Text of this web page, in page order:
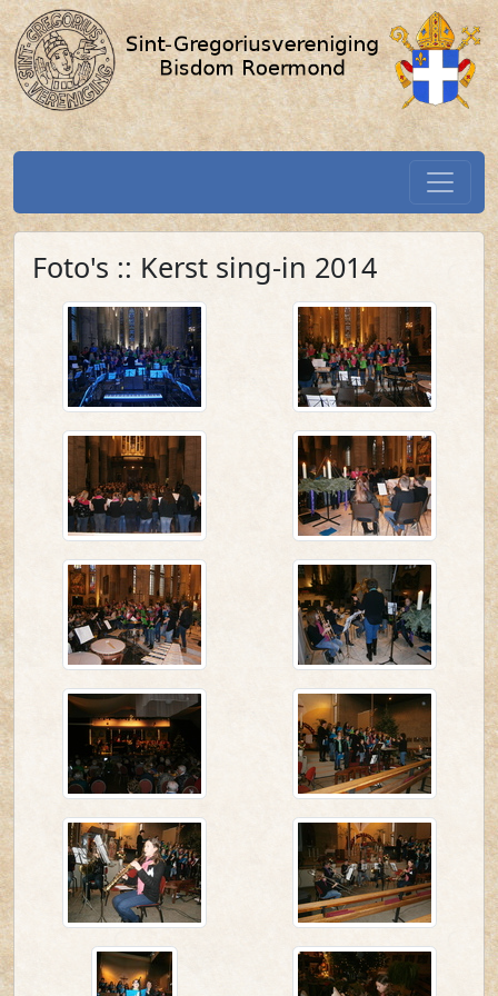
Spring naar hoofdtekst
Foto's / SGV-Roermond.nl
Foto's :: Kerst sing-in 2014